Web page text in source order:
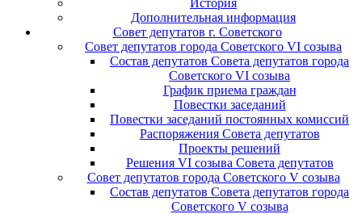
История
Дополнительная информация
Совет депутатов г. Советского
Совет депутатов города Советского VI созыва
Состав депутатов Совета депутатов города
Советского VI созыва
График приема граждан
Повестки заседаний
Повестки заседаний постоянных комиссий
Распоряжения Совета депутатов
Проекты решений
Решения VI созыва Совета депутатов
Совет депутатов города Советского V созыва
Состав депутатов Совета депутатов города
Советского V созыва